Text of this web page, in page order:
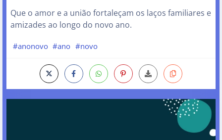
Que o amor e a união fortaleçam os laços familiares e
amizades ao longo do novo ano.
#anonovo #ano #novo